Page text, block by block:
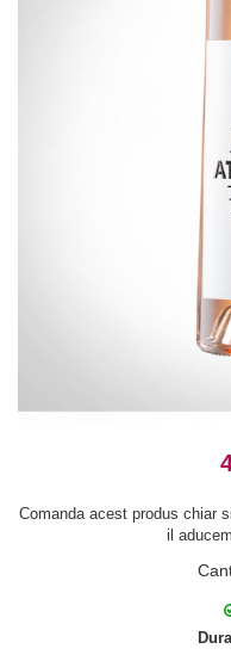
Comanda acest produs chiar
il